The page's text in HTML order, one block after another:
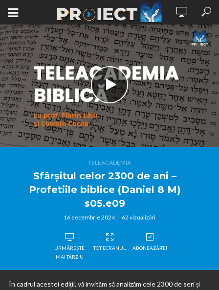
TELEACADEMIA
Sfârșitul celor 2300 de ani –
Profetiile biblice (Daniel 8 M)
s05.e09
16 decembrie 2024 62 vizualizări
URMĂREȘTE
MAI TÂRZIU
TOT ECRANUL ABONEAZĂ-TE!
În cadrul acestei ediții, vă invităm să analizăm cele 2300 de seri și